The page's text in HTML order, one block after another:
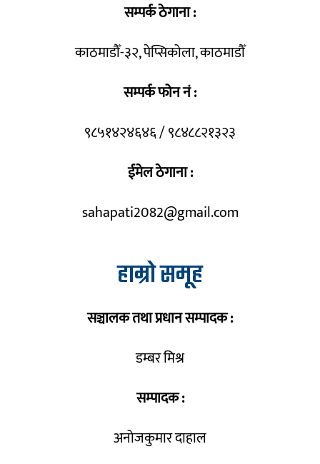
सम्पर्क ठेगाना :
काठमाडौँ-३२, पेप्सिकोला, काठमाडौँ
सम्पर्क फोन नं :
९८५१४२४६४६ / ९८४८८२१३२३
ईमेल ठेगाना :
sahapati2082@gmail.com
हाम्रो समूह
सञ्चालक तथा प्रधान सम्पादक :
डम्बर मिश्र
सम्पादक :
अनोजकुमार दाहाल